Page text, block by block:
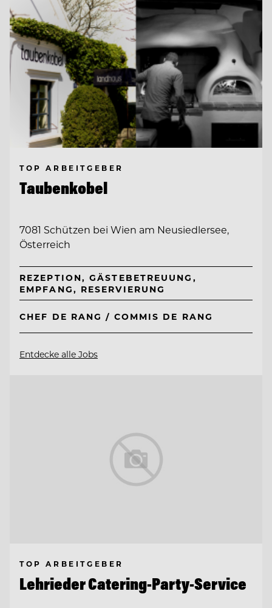
TOP ARBEITGEBER
Taubenkobel
7081 Schützen bei Wien am Neusiedlersee,
Österreich
REZEPTION, GÄSTEBETREUUNG,
EMPFANG, RESERVIERUNG
CHEF DE RANG / COMMIS DE RANG
Entdecke alle Jobs
TOP ARBEITGEBER
Lehrieder Catering-Party-Service